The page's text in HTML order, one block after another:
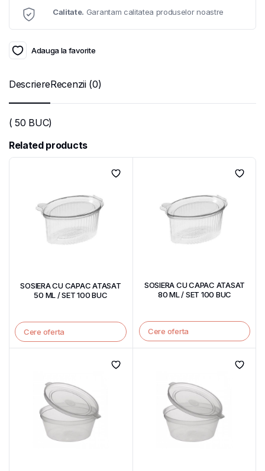
Calitate. Garantam calitatea produselor noastre
Adauga la favorite
DescriereRecenzii (0)
( 50 BUC)
Related products
SOSIERA CU CAPAC ATASAT
50 ML / SET 100 BUC
Cere oferta
SOSIERA CU CAPAC ATASAT
80 ML / SET 100 BUC
Cere oferta